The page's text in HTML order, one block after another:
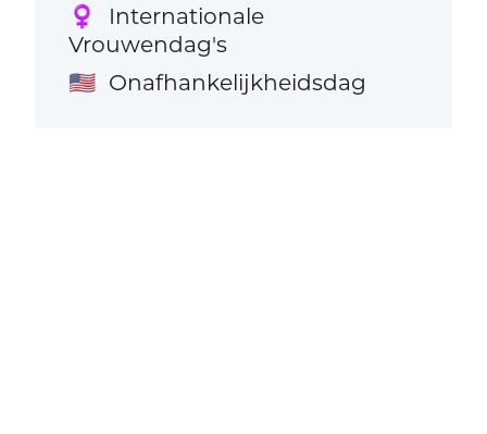
♀️
Internationale
Vrouwendag's
🇺🇸 Onafhankelijkheidsdag